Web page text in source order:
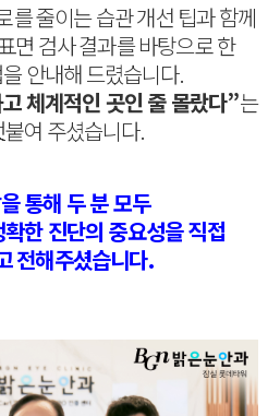
를 줄이는 습관 개선 팁과 함께
면 검사 결과를 바탕으로 한
안내해 드렸습니다.
체계적인 곳인 줄 몰랐다”는
여 주셨습니다.
통해 두 분 모두
한 진단의 중요성을 직접
전해주셨습니다.